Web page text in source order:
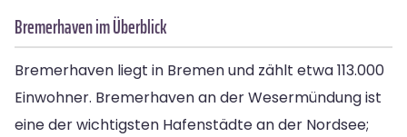
Bremer­haven im Überblick
Bremer­haven liegt in Bremen und zählt etwa 113.000
Einwohner. Bremerhaven an der Wesermündung ist
eine der wichtigsten Hafenstädte an der Nordsee;